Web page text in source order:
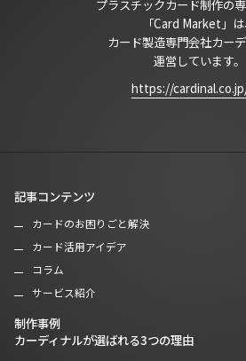
プラスチックカード制作の
「Card Market」は
カード製造専門会社カー
運営しています。
https://
記事コンテンツ
カードのお困りごと解決
カード活用アイデア
コラム
サービス紹介
制作事例
カーディナルが選ばれる3つの理由